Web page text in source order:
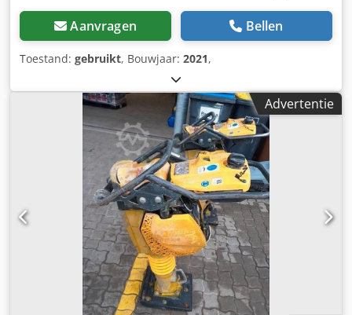
Aanvragen Bellen
Toestand: gebruikt, Bouwjaar: 2021,
Advertentie